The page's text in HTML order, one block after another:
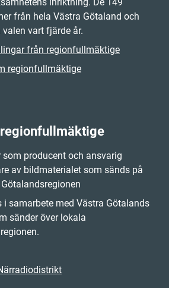
inriktning. De 149
från hela Västra Götaland och
vart fjärde år.
från regionfullmäktige
regionfullmäktige
som producent och ansvarig
av bildmaterialet som sänds på
i samarbete med Västra Götalands
sänder över lokala